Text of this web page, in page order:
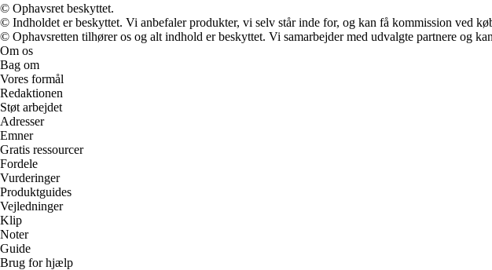
© Ophavsret beskyttet.
© Indholdet er beskyttet. Vi anbefaler produkter, vi selv står inde for, og kan få kommission ved
© Ophavsretten tilhører os og alt indhold er beskyttet. Vi samarbejder med udvalgte partnere og
Om os
Bag om
Vores formål
Redaktionen
Støt arbejdet
Adresser
Emner
Gratis ressourcer
Fordele
Vurderinger
Produktguides
Vejledninger
Klip
Noter
Guide
Brug for hjælp